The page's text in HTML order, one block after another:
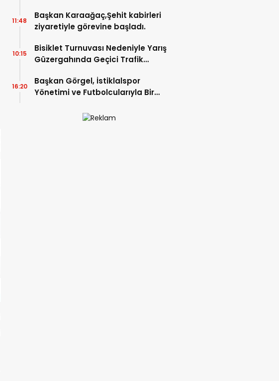
Başkan Karaağaç,Şehit kabirleri
ziyaretiyle görevine başladı.
11:48
Bisiklet Turnuvası Nedeniyle Yarış
Güzergahında Geçici Trafik
10:15
Başkan Görgel, İstiklalspor
Yönetimi ve Futbolcularıyla Bir
16:20